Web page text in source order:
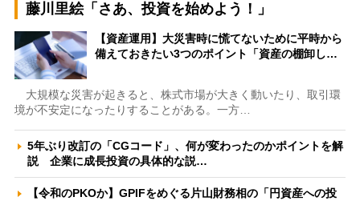
藤川里絵「さあ、投資を始めよう！」
【資産運用】大災害時に慌てないために平時から
備えておきたい3つのポイント「資産の棚卸し…
大規模な災害が起きると、株式市場が大きく動いたり、取引環
境が不安定になったりすることがある。一方…
5年ぶり改訂の「CGコード」、何が変わったのかポイントを解
説 企業に成長投資の具体的な説…
【令和のPKOか】GPIFをめぐる片山財務相の「円資産への投